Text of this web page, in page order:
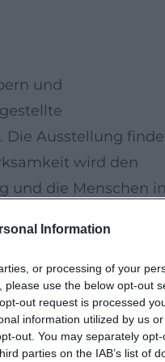
Information
or processing of your
use the below opt-out
out request is processed
information utilized by us
out. You may separately
parties on the IAB’s list of
und
Die Ausstellung
wird den
und die Menschen in
in einer
das darauf
Mit Werken
die Vielfalt und